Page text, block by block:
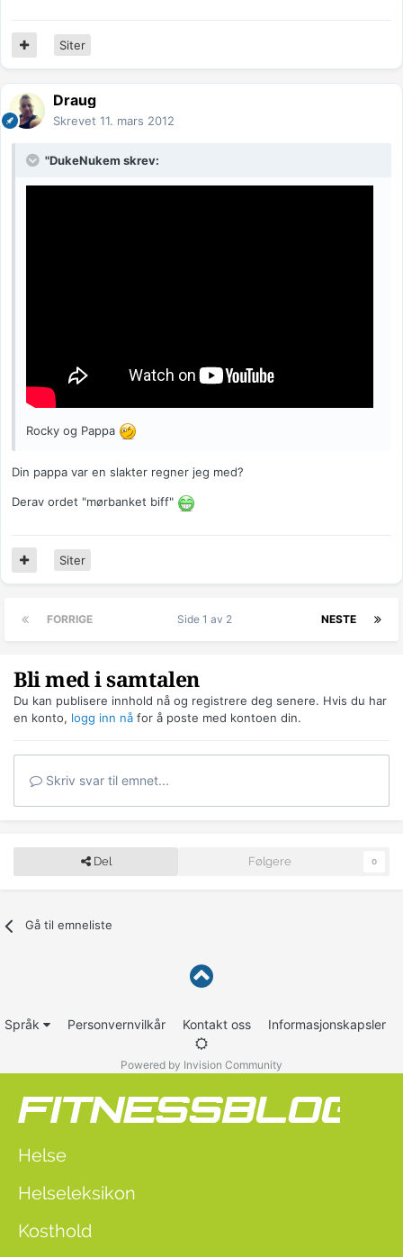
Siter
Draug
Skrevet 11. mars 2012
"DukeNukem skrev:
Rocky og Pappa
Din pappa var en slakter regner jeg med?
Derav ordet "mørbanket biff"
Siter
FORRIGE NESTE
Side 1 av 2
Bli med i samtalen
Du kan publisere innhold nå og registrere deg senere. Hvis du har
en konto, logg inn nå for å poste med kontoen din.
Skriv svar til emnet...
Del Følgere 0
Gå til emneliste
Språk Personvernvilkår Kontakt oss Informasjonskapsler
Powered by Invision Community
Helse
Helseleksikon
Kosthold